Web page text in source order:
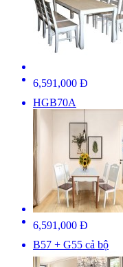
6,591,000 Đ
HGB70A
6,591,000 Đ
B57 + G55 cả bộ